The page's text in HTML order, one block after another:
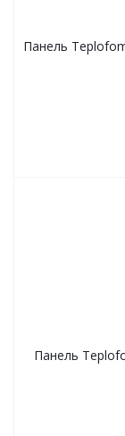
Панель
Панель